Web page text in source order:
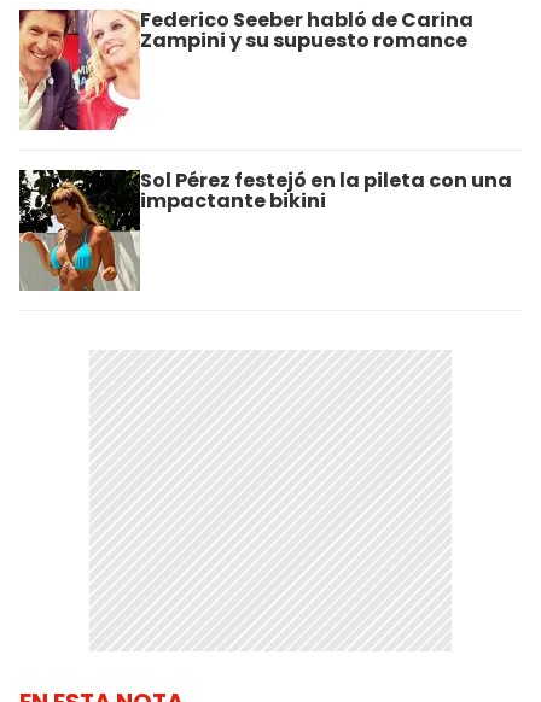
Federico Seeber habló de Carina
Zampini y su supuesto romance
Sol Pérez festejó en la pileta con una
impactante bikini